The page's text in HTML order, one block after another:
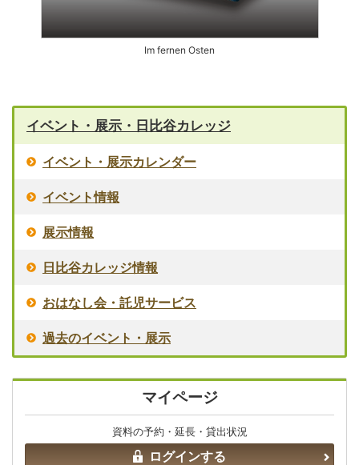
Im fernen Osten
イベント・展示・日比谷カレッジ
イベント・展示カレンダー
イベント情報
展示情報
日比谷カレッジ情報
おはなし会・託児サービス
過去のイベント・展示
マイページ
資料の予約・延長・貸出状況
ログインする